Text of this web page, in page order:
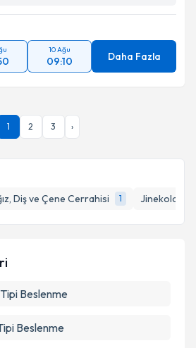
Diş ve Çene Cerrahisi 1 Jinekolojik
10 Ağu
09:10 Daha Fazla
1 2 3 ›
Beslenme
Beslenme